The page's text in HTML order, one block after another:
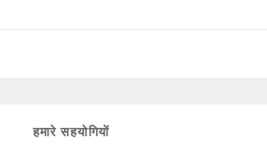
की खोज करने का समय शामिल है।
किए जाएंगे जब आप कार्यक्रम की पुष्टि और स्वीकृति करेंगे।
हमारे सहयोगियों